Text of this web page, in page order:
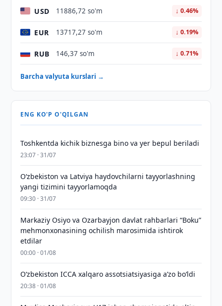
USD 11886,72 so'm ↓ 0.46%
EUR 13717,27 so'm ↓ 0.19%
RUB 146,37 so'm ↓ 0.71%
Barcha valyuta kurslari →
ENG KO'P O'QILGAN
Toshkentda kichik biznesga bino va yer bepul beriladi
23:07 · 31/07
Oʻzbekiston va Latviya haydovchilarni tayyorlashning
yangi tizimini tayyorlamoqda
09:30 · 31/07
Markaziy Osiyo va Ozarbayjon davlat rahbarlari “Boku”
mehmonxonasining ochilish marosimida ishtirok
etdilar
00:00 · 01/08
O‘zbekiston ICCA xalqaro assotsiatsiyasiga aʼzo bo‘ldi
20:38 · 01/08